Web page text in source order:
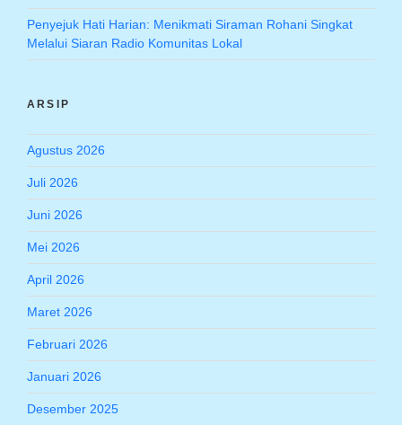
Penyejuk Hati Harian: Menikmati Siraman Rohani Singkat
Melalui Siaran Radio Komunitas Lokal
ARSIP
Agustus 2026
Juli 2026
Juni 2026
Mei 2026
April 2026
Maret 2026
Februari 2026
Januari 2026
Desember 2025